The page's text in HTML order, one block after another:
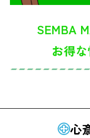
SEMBA
お得
心